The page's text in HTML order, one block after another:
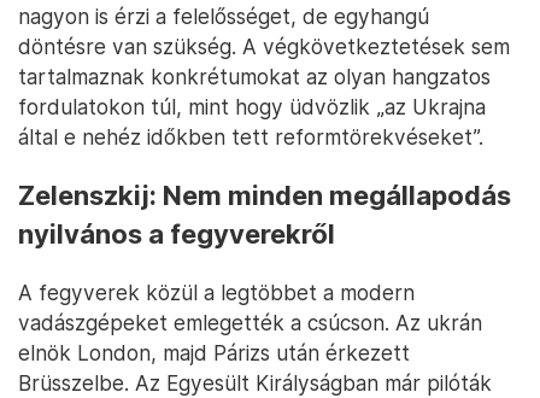
nagyon is érzi a felelősséget, de egyhangú
döntésre van szükség. A végkövetkeztetések sem
tartalmaznak konkrétumokat az olyan hangzatos
fordulatokon túl, mint hogy üdvözlik „az Ukrajna
által e nehéz időkben tett reformtörekvéseket”.
Zelenszkij: Nem minden megállapodás
nyilvános a fegyverekről
A fegyverek közül a legtöbbet a modern
vadászgépeket emlegették a csúcson. Az ukrán
elnök London, majd Párizs után érkezett
Brüsszelbe. Az Egyesült Királyságban már pilóták